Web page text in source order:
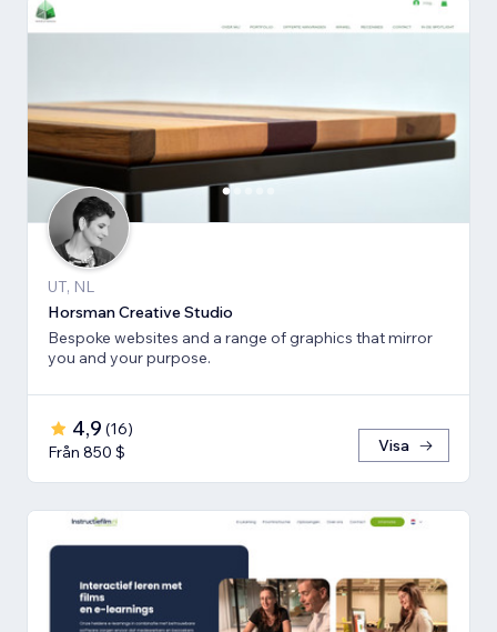
UT, NL
Horsman Creative Studio
Bespoke websites and a range of graphics that mirror
you and your purpose.
4,9 (16)
Från 850 $
Visa